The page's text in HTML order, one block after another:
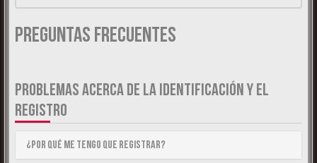
Preguntas Frecuentes
PROBLEMAS ACERCA DE LA IDENTIFICACIÓN Y EL
REGISTRO
¿Por qué me tengo que registrar?